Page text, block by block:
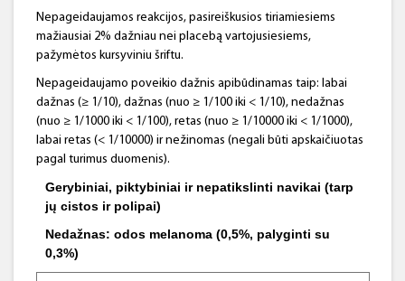
Nepageidaujamos reakcijos, pasireiškusios tiriamiesiems
mažiausiai 2% dažniau nei placebą vartojusiesiems,
pažymėtos kursyviniu šriftu.
Nepageidaujamo poveikio dažnis apibūdinamas taip: labai
dažnas (≥ 1/10), dažnas (nuo ≥ 1/100 iki < 1/10), nedažnas
(nuo ≥ 1/1000 iki < 1/100), retas (nuo ≥ 1/10000 iki < 1/1000),
labai retas (< 1/10000) ir nežinomas (negali būti apskaičiuotas
pagal turimus duomenis).
Gerybiniai, piktybiniai ir nepatikslinti navikai (tarp
jų cistos ir polipai)
Nedažnas: odos melanoma (0,5%, palyginti su
0,3%)